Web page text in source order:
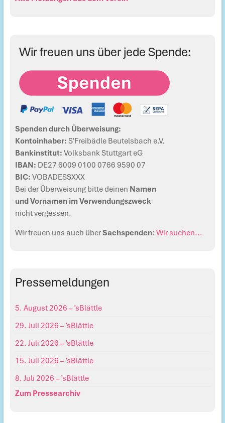
Wir freuen uns über jede Spende:
Spenden durch Überweisung:
Kontoinhaber: S'Freibädle Beutelsbach e.V.
Bankinstitut: Volksbank Stuttgart eG
IBAN: DE27 6009 0100 0766 9590 07
BIC:VOBADESSXXX
Bei der Überweisung bitte deinen Namen
und Vornamen im Verwendungszweck
nicht vergessen.
Wir freuen uns auch überSachspenden:Wir suchen...
Pressemeldungen
5. August 2026 – ’sBlättle
29. Juli 2026 – ’sBlättle
22. Juli 2026 – ’sBlättle
15. Juli 2026 – ’sBlättle
8. Juli 2026 – ’sBlättle
Zum Pressearchiv